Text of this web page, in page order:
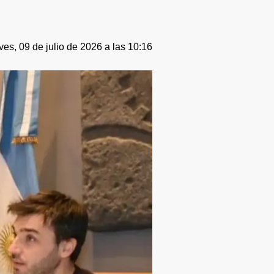
09 de julio de 2026 a las 10:16